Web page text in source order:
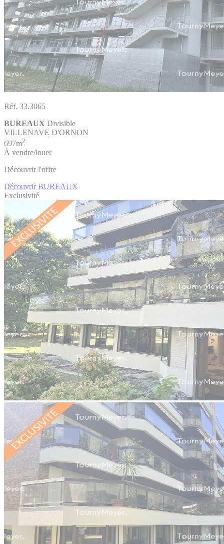
Réf. 33.3065
BUREAUX Divisible
VILLENAVE D'ORNON
697m2
À vendre/louer
Découvrir l'offre
Découvrir BUREAUX
Exclusivité